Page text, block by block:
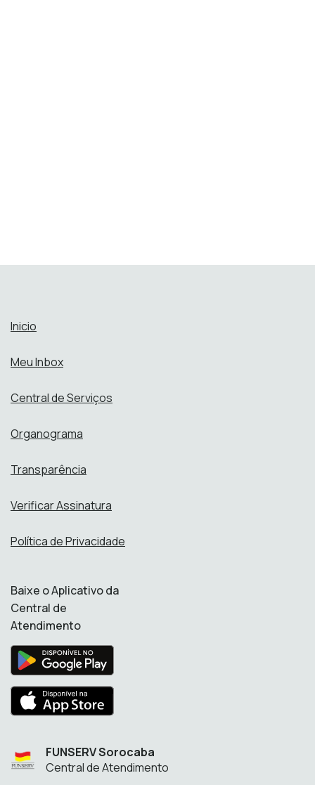
Inicio
Meu Inbox
Central de Serviços
Organograma
Transparência
Verificar Assinatura
Política de Privacidade
Baixe o Aplicativo da
Central de
Atendimento
FUNSERV Sorocaba
Central de Atendimento